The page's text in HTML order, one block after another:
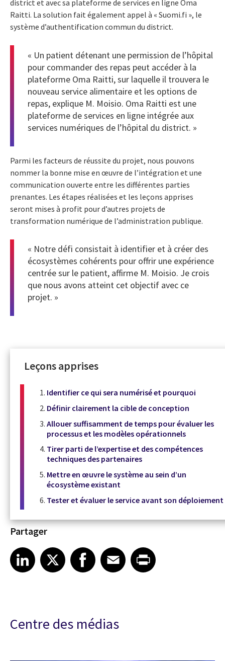
district et avec sa plateforme de services en ligne Oma
Raitti. La solution fait également appel à « Suomi.fi », le
système d’authentification commun du district.
« Un patient détenant une permission de l’hôpital
pour commander des repas peut accéder à la
plateforme Oma Raitti, sur laquelle il trouvera le
nouveau service alimentaire et les options de
repas, explique M. Moisio. Oma Raitti est une
plateforme de services en ligne intégrée aux
services numériques de l’hôpital du district. »
Parmi les facteurs de réussite du projet, nous pouvons
nommer la bonne mise en œuvre de l’intégration et une
communication ouverte entre les différentes parties
prenantes. Les étapes réalisées et les leçons apprises
seront mises à profit pour d’autres projets de
transformation numérique de l’administration publique.
« Notre défi consistait à identifier et à créer des
écosystèmes cohérents pour offrir une expérience
centrée sur le patient, affirme M. Moisio. Je crois
que nous avons atteint cet objectif avec ce
projet. »
Leçons apprises
Identifier ce qui sera numérisé et pourquoi
Définir clairement la cible de conception
Allouer suffisamment de temps pour évaluer les
processus et les modèles opérationnels
Tirer parti de l’expertise et des compétences
techniques des partenaires
Mettre en œuvre le système au sein d’un
écosystème existant
Tester et évaluer le service avant son déploiement
Partager
Share article on LinkedIn
LinkedIn
Share article on XShare article on Facebook
Facebook
Share article on Email
EmailShare article on Print
Centre des médias